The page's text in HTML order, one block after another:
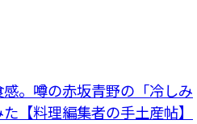
。噂の赤坂青野の「冷しみ
【料理編集者の手土産帖】